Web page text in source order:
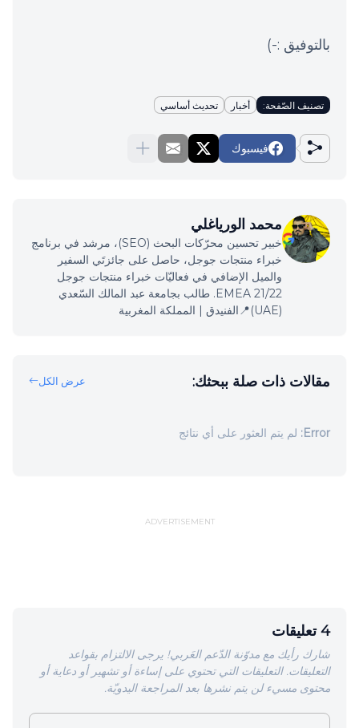
بالتوفيق :-)
تصنيف الصّفحة: أخبار تحديث أساسي
فيسبوك
محمد الورياغلي
خبير تحسين محرّكات البحث (SEO)، مرشد في برنامج
خبراء منتجات جوجل، حاصل على جائزتَي السفير
والميل الإضافي في فعاليّات خبراء منتجات جوجل
EMEA 21/22. طالب بجامعة عبد المالك السّعدي
(UAE)📍الفنيدق | المملكة المغربية
مقالات ذات صلة ببحثك: عرض الكل
Error: لم يتم العثور على أي نتائج
ADVERTISEMENT
4 تعليقات
شارك رأيك مع مدوّنة الدّعم العَربي! يرجى الالتزام بقواعد
التعليقات. التعليقات التي تحتوي على إساءة أو تشهير أو دعاية أو
محتوى مسيء لن يتم نشرها بعد المراجعة اليدويّة.